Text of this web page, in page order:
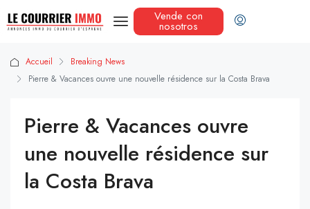
Vende con
nosotros
Accueil
Breaking News
Pierre & Vacances ouvre une nouvelle résidence sur la Costa Brava
Pierre & Vacances ouvre
une nouvelle résidence sur
la Costa Brava